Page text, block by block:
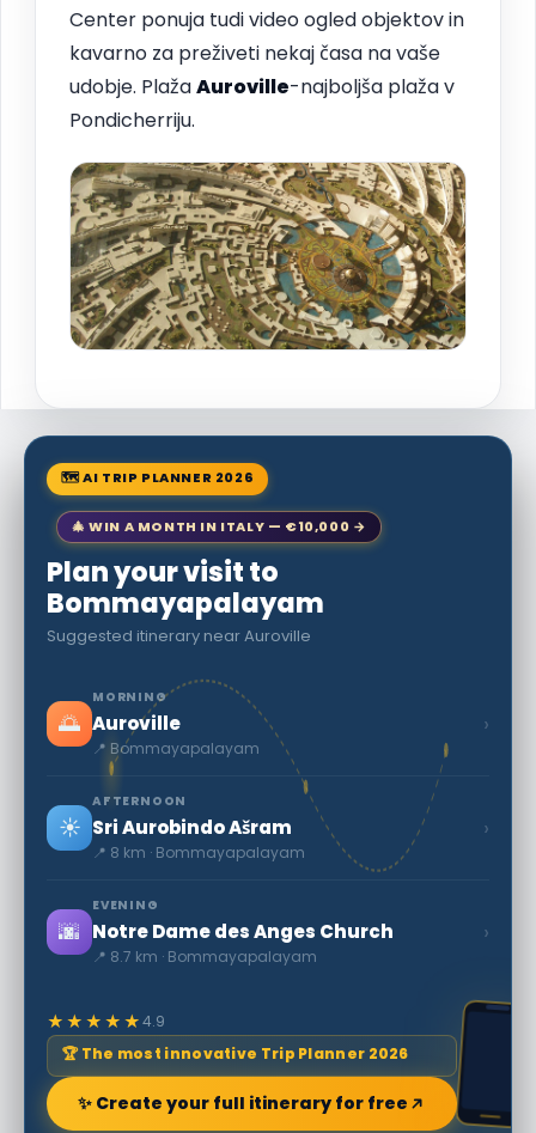
Center ponuja tudi video ogled objektov in
kavarno za preživeti nekaj časa na vaše
udobje. PlažaAuroville-najboljša plaža v
Pondicherriju.
🗺 AI TRIP PLANNER 2026
🎄 WIN A MONTH IN ITALY — €10,000 →
Plan your visit to
Bommayapalayam
Suggested itinerary near Auroville
🌅
MORNING
Auroville
📍 Bommayapalayam
›
☀️
AFTERNOON
Sri Aurobindo Ašram
📍 8 km · Bommayapalayam
›
🌆
EVENING
Notre Dame des Anges Church
📍 8.7 km · Bommayapalayam
›
★★★★★4.9
🏆 The most innovative Trip Planner 2026
✨ Create your full itinerary for free